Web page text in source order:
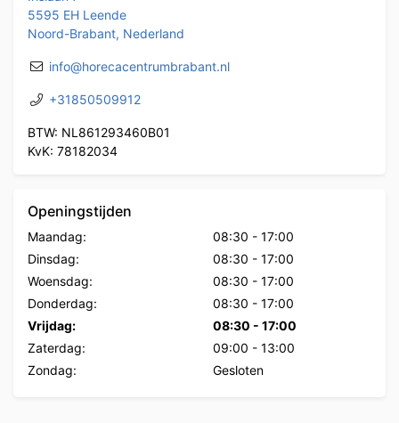
5595 EH Leende
Noord-Brabant, Nederland
info@horecacentrumbrabant.nl
+31850509912
BTW: NL861293460B01
KvK: 78182034
Openingstijden
Maandag: 08:30 - 17:00
Dinsdag:
08:30 - 17:00
Woensdag:
08:30 - 17:00
Donderdag:
08:30 - 17:00
Vrijdag:
08:30 - 17:00
Zaterdag:
09:00 - 13:00
Zondag:
Gesloten